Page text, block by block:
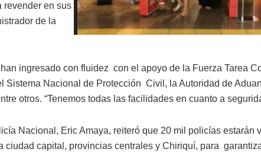
revender en sus
de la
ingresado con fluidez con el apoyo de la Fuerza Tarea
Sistema Nacional de Protección Civil, la Autoridad de
otros. “Tenemos todas las facilidades en cuanto a
Nacional, Eric Amaya, reiteró que 20 mil policías estarán
ciudad capital, provincias centrales y Chiriquí, para